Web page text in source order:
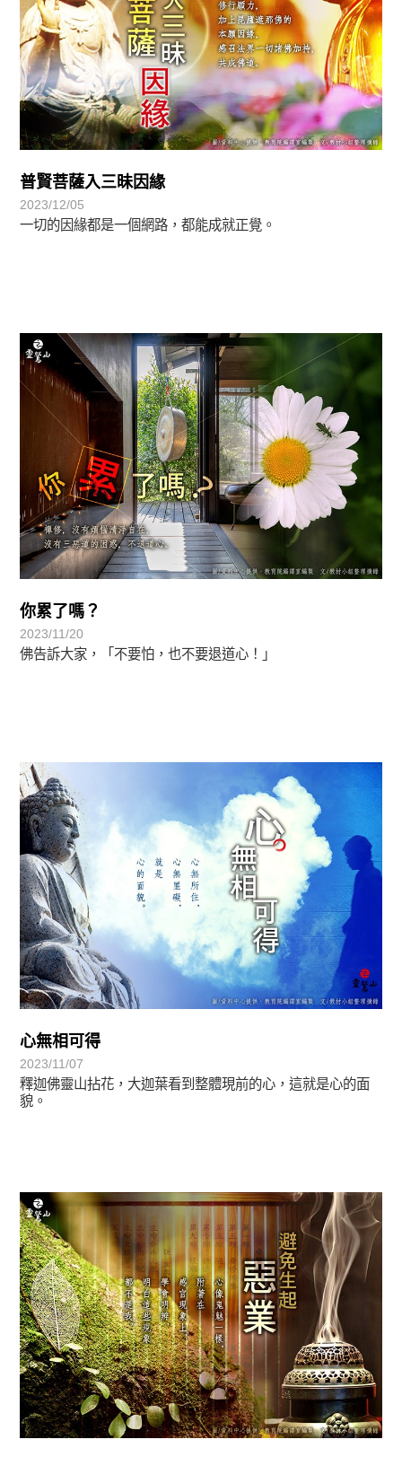
普賢菩薩入三昧因緣
2023/12/05
一切的因緣都是一個網路，都能成就正覺。
你累了嗎？
2023/11/20
佛告訴大家，「不要怕，也不要退道心！」
覺有情-法華期
心無相可得
2023/11/07
釋迦佛靈山拈花，大迦葉看到整體現前的心，這就是心的面
貌。
正法眼-般若期
初轉法-阿含期